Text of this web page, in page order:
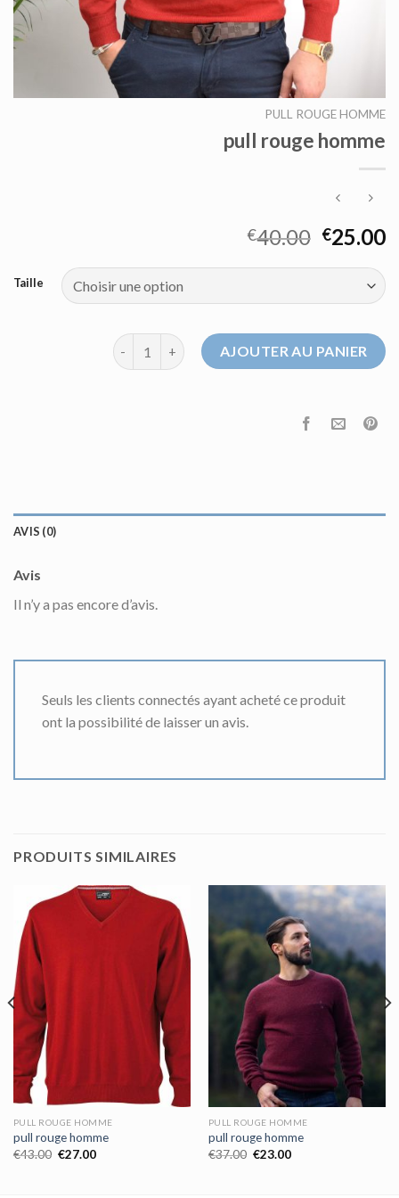
PULL ROUGE HOMME
pull rouge homme
€40.00 €25.00
Taille
quantité de pull rouge hommeAJOUTER AU PANIER
AVIS (0)
Avis
Il n’y a pas encore d’avis.
Seuls les clients connectés ayant acheté ce produit
ont la possibilité de laisser un avis.
PRODUITS SIMILAIRES
PULL ROUGE HOMME
pull rouge homme
€43.00 €27.00
PULL ROUGE HOMME
pull rouge homme
€37.00 €23.00